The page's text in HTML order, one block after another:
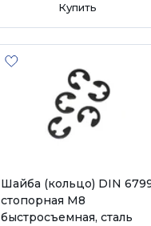
Купить
Шайба (кольцо) DIN
стопорная М8
быстросъемная, сталь